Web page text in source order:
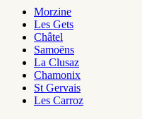
Morzine
Les Gets
Châtel
Samoëns
La Clusaz
Chamonix
St Gervais
Les Carroz